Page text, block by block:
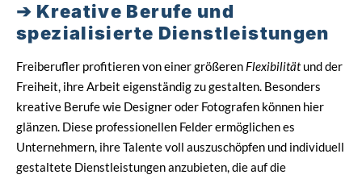
Kreative Berufe und
spezialisierte Dienstleistungen
Freiberufler profitieren von einer größeren Flexibilitätund der
Freiheit, ihre Arbeit eigenständig zu gestalten. Besonders
kreative Berufe wie Designer oder Fotografen können hier
glänzen. Diese professionellen Felder ermöglichen es
Unternehmern, ihre Talente voll auszuschöpfen und individuell
gestaltete Dienstleistungen anzubieten, die auf die